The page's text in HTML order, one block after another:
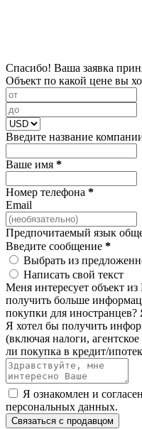
Спасибо! Ваша заявка
Объект по какой цене вы
Введите название
Ваше имя *
Номер телефона *
Email
Предпочитаемый язык
Введите сообщение *
Выбрать из
Написать свой текст
Меня интересует объект
получить больше
покупки для иностранцев?
Я хотел бы получить
(включая налоги,
ли покупка в кредит/
Я ознакомлен и
персональных данных.
Связаться с продавцом